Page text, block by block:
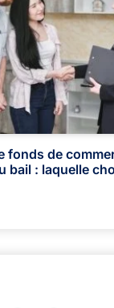
fonds de
bail : laquelle